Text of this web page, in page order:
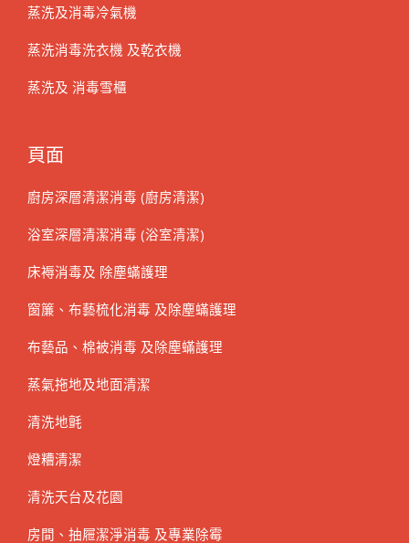
蒸洗及消毒冷氣機
蒸洗消毒洗衣機 及乾衣機
蒸洗及 消毒雪櫃
頁面
廚房深層清潔消毒 (廚房清潔)
浴室深層清潔消毒 (浴室清潔)
床褥消毒及 除塵蟎護理
窗簾、布藝梳化消毒 及除塵蟎護理
布藝品、棉被消毒 及除塵蟎護理
蒸氣拖地及地面清潔
清洗地氈
燈糟清潔
清洗天台及花園
房間、抽屜潔淨消毒 及專業除霉